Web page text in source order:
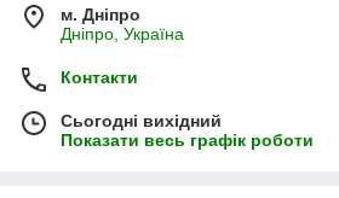
м. Дніпро
Дніпро, Україна
Контакти
Сьогодні вихідний
Показати весь графік роботи